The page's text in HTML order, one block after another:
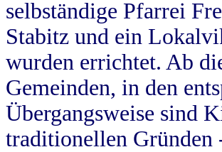
selbständige Pfarrei
Stabitz und ein
wurden errichtet. Ab
Gemeinden, in den
Übergangsweise sind
traditionellen